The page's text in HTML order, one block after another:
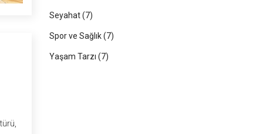
Seyahat(7)
Spor ve Sağlık(7)
Yaşam Tarzı (7)